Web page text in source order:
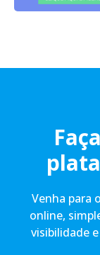
Venha para
online,
visibilidade